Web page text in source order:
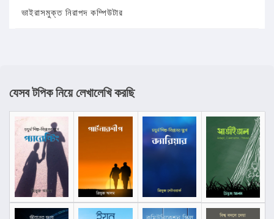
ভাইরাসমুক্ত নিরাপদ কম্পিউটার
যেসব টপিক নিয়ে লেখালেখি করছি